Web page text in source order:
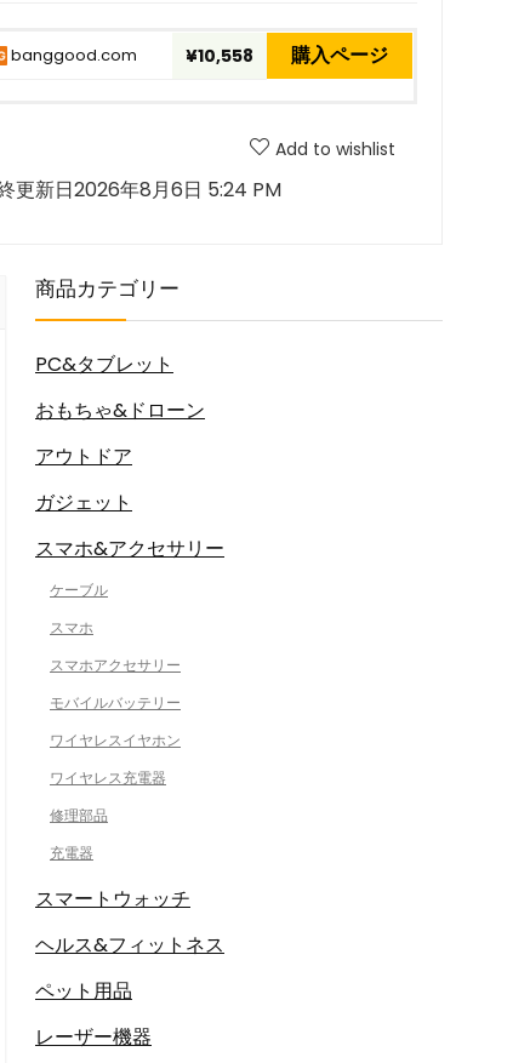
banggood.com ¥10,558 購入ページ
Add to wishlist
更新日2026年8月6日 5:24 PM
商品カテゴリー
PC&タブレット
おもちゃ&ドローン
アウトドア
ガジェット
スマホ&アクセサリー
ケーブル
スマホ
スマホアクセサリー
モバイルバッテリー
ワイヤレスイヤホン
ワイヤレス充電器
修理部品
充電器
スマートウォッチ
ヘルス&フィットネス
ペット用品
レーザー機器